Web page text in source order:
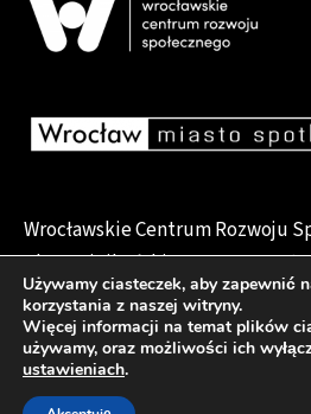
Wrocławskie Centrum Rozwoju
pl. Dominikański 6, 50-159
Deklaracja dostępności
Używamy ciasteczek, aby zapewnić
korzystania z naszej witryny.
Więcej informacji na temat plików
używamy, oraz możliwości ich
ustawieniach.